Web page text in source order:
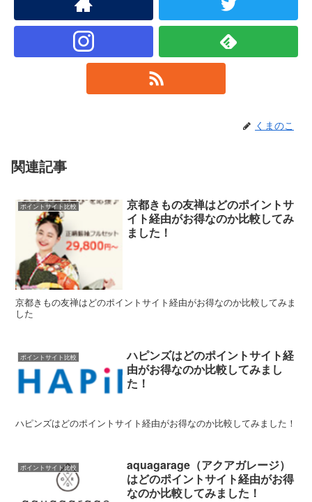
くまのこ
関連記事
ポイントサイト比較
京都きもの友禅はどのポイントサ
イト経由がお得なのか比較してみ
ました！
京都きもの友禅はどのポイントサイト経由がお得なのか比較してみま
した
ポイントサイト比較
ハピンズはどのポイントサイト経
由がお得なのか比較してみまし
た！
ハピンズはどのポイントサイト経由がお得なのか比較してみました！
ポイントサイト比較
aquagarage（アクアガレージ）
はどのポイントサイト経由がお得
なのか比較してみました！